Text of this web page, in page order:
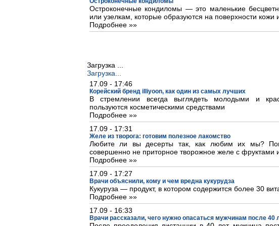
Остроконечные кондиломы — это маленькие
или узелкам, которые образуются на поверхности кожи
Подробнее »»
Загрузка ...
Загрузка...
17.09 - 17:46
Корейский бренд illiyoon, как один из самых лучших
В стремлении всегда выглядеть молодыми и
пользуются косметическими средствами
Подробнее »»
17.09 - 17:31
Желе из творога: готовим полезное лакомство
Любите ли вы десерты так, как любим их мы?
совершенно не приторное творожное желе с фруктами
Подробнее »»
17.09 - 17:27
Врачи объяснили, кому и чем вредна кукурудза
Кукуруза — продукт, в котором содержится более 30
Подробнее »»
17.09 - 16:33
Врачи рассказали, чего нужно опасаться мужчинам после 40